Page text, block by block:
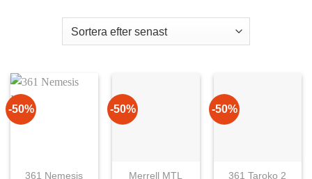
-50%
361 Nemesis
-50%
Merrell MTL
-50%
361 Taroko 2